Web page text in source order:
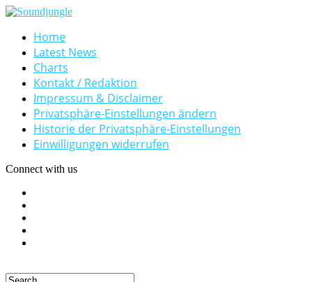
Home
Latest News
Charts
Kontakt / Redaktion
Impressum & Disclaimer
Privatsphäre-Einstellungen ändern
Historie der Privatsphäre-Einstellungen
Einwilligungen widerrufen
Connect with us